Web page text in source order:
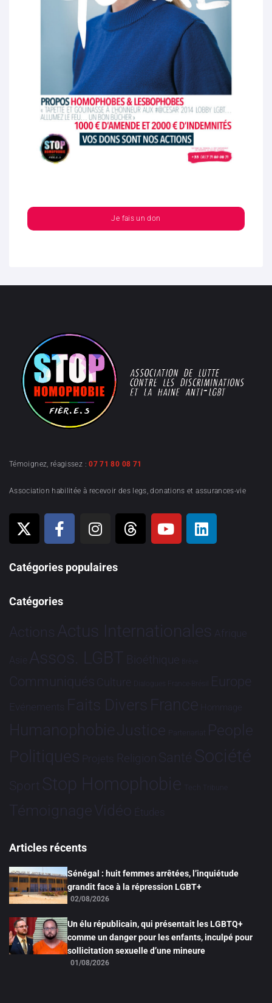
Je fais un don
Témoignez, réagissez :07 71 80 08 71
Association habilitée à recevoir des legs, donations et assurances-vie
Catégories populaires
Catégories
Actions Actus Internationales Afrique
Asie Assos. LGBT Bioéthique Brève
Communiqués Culture Dialogues France-Brésil Europe
Evénements Faits Divers France Hommage
HumanophobieJustice Partenariat People
Politiques Projets Religion Santé Société
Sport Stop Homophobie Tech Tribune
TémoignageVidéo Études
Articles récents
Sénégal : huit femmes arrêtées, l’inquiétude
grandit face à la répression LGBT+
02/08/2026
Un élu républicain, qui présentait les LGBTQ+
comme un danger pour les enfants, inculpé pour
sollicitation sexuelle d’une mineure
01/08/2026